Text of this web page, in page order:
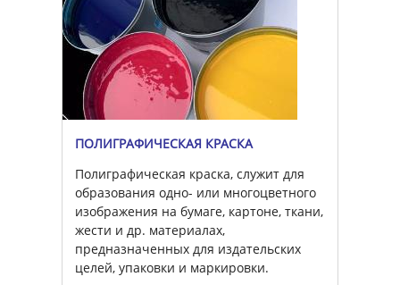
ПОЛИГРАФИЧЕСКАЯ КРАСКА
Полиграфическая краска, служит для
образования одно- или многоцветного
изображения на бумаге, картоне, ткани,
жести и др. материалах,
предназначенных для издательских
целей, упаковки и маркировки.